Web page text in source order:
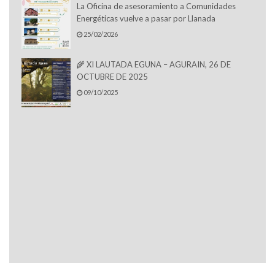
La Oficina de asesoramiento a Comunidades
Energéticas vuelve a pasar por Llanada
25/02/2026
🌾 XI LAUTADA EGUNA – AGURAIN, 26 DE
OCTUBRE DE 2025
09/10/2025